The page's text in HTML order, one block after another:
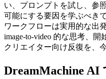
い、プロンプトを試し、参
可能にする要因を学ぶべき
ワークフローは実用的な出
image-to-video 的な思考、開
クリエイター向け反復を、
DreamMachine AI